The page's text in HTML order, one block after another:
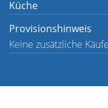
Küche
Provisionshinweis
Keine zusätzliche